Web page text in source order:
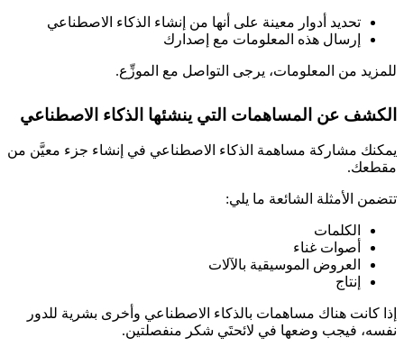
تحديد أدوار معينة على أنها من إنشاء الذكاء الاصطناعي
إرسال هذه المعلومات مع إصدارك
للمزيد من المعلومات، يرجى التواصل مع الموزِّع.
الكشف عن المساهمات التي ينشئها الذكاء الاصطناعي
يمكنك مشاركة مساهمة الذكاء الاصطناعي في إنشاء جزء معيَّن من
مقطعك.
تتضمن الأمثلة الشائعة ما يلي:
الكلمات
أصوات غناء
العروض الموسيقية بالآلات
إنتاج
إذا كانت هناك مساهمات بالذكاء الاصطناعي وأخرى بشرية للدور
نفسه، فيجب وضعها في لائحتَي شكر منفصلتين.